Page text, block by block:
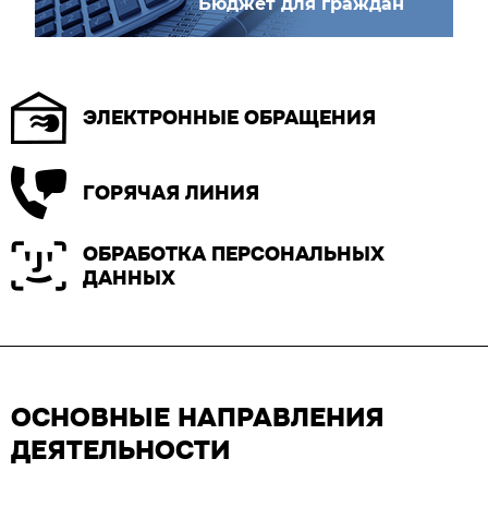
Бюджет для граждан
ЭЛЕКТРОННЫЕ ОБРАЩЕНИЯ
ГОРЯЧАЯ ЛИНИЯ
ОБРАБОТКА ПЕРСОНАЛЬНЫХ
ДАННЫХ
ОСНОВНЫЕ НАПРАВЛЕНИЯ
ДЕЯТЕЛЬНОСТИ